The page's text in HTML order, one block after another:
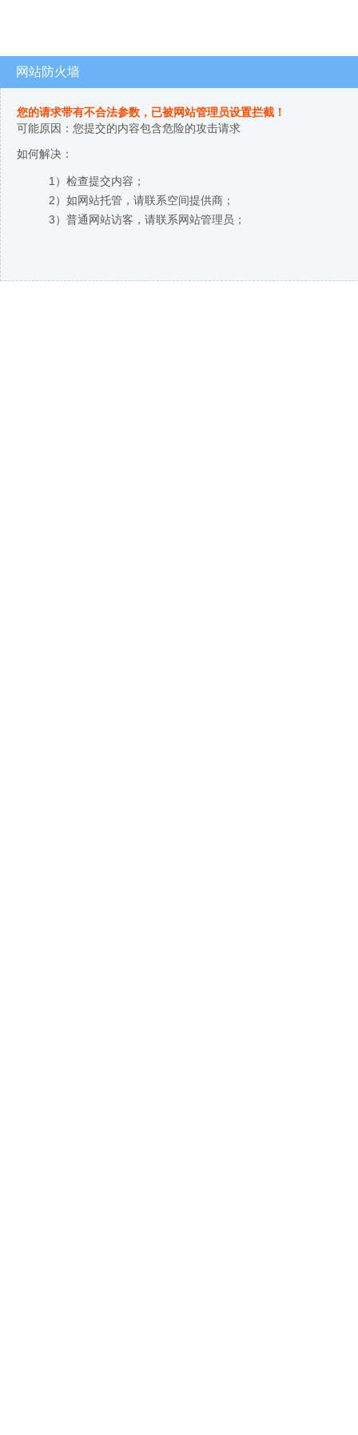
网站防火墙
您的请求带有不合法参数，已被网站管理员设置拦截！
可能原因：您提交的内容包含危险的攻击请求
如何解决：
1）检查提交内容；
2）如网站托管，请联系空间提供商；
3）普通网站访客，请联系网站管理员；